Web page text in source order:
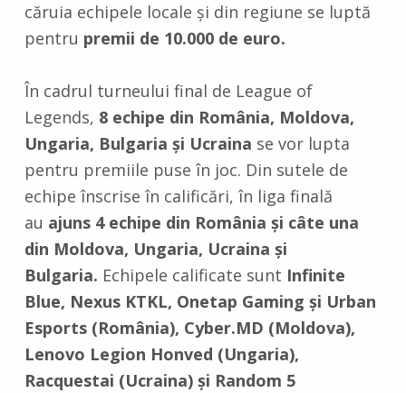
căruia echipele locale și din regiune se luptă
pentru premii de 10.000 de euro.
În cadrul turneului final de League of
Legends, 8 echipe din România, Moldova,
Ungaria, Bulgaria și Ucraina se vor lupta
pentru premiile puse în joc. Din sutele de
echipe înscrise în calificări, în liga finală
au ajuns 4 echipe din România și câte una
din Moldova, Ungaria, Ucraina și
Bulgaria. Echipele calificate sunt Infinite
Blue, Nexus KTKL, Onetap Gaming și Urban
Esports (România), Cyber.MD (Moldova),
Lenovo Legion Honved (Ungaria),
Racquestai (Ucraina) și Random 5